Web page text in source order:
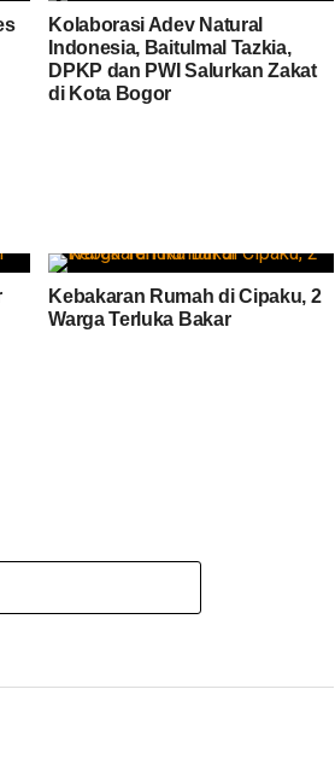
Kolaborasi Adev Natural
Indonesia, Baitulmal Tazkia,
DPKP dan PWI Salurkan Zakat
di Kota Bogor
Kebakaran Rumah di Cipaku, 2
Warga Terluka Bakar